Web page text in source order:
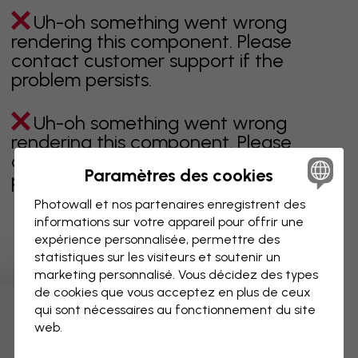
Uh-oh something went wrong
rendering this component. Please
contact customer support if the
problem persists.
Uh-oh something went wrong
rendering this component. Please
contact customer support if the
problem persists.
Page 1 sur 22 pages
Découvrez plus de catégories
Paramètres des cookies
Photowall et nos partenaires enregistrent des
informations sur votre appareil pour offrir une
expérience personnalisée, permettre des
statistiques sur les visiteurs et soutenir un
marketing personnalisé. Vous décidez des types
de cookies que vous acceptez en plus de ceux
qui sont nécessaires au fonctionnement du site
web.